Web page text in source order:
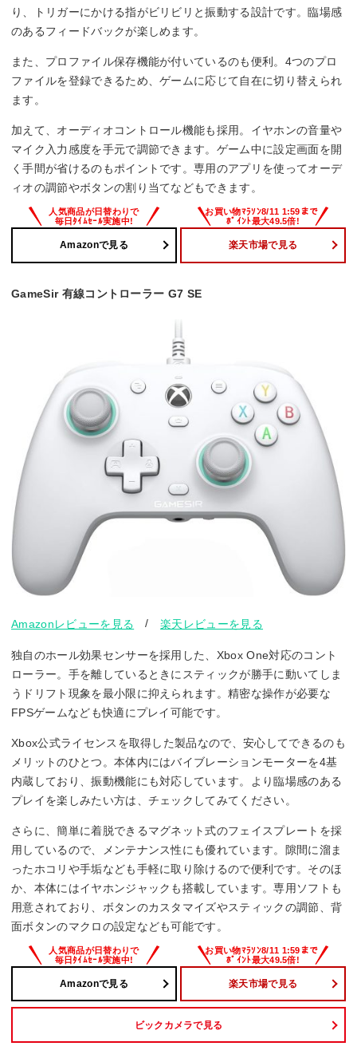
り、トリガーにかける指がビリビリと振動する設計です。臨場感
のあるフィードバックが楽しめます。
また、プロファイル保存機能が付いているのも便利。4つのプロ
ファイルを登録できるため、ゲームに応じて自在に切り替えられ
ます。
加えて、オーディオコントロール機能も採用。イヤホンの音量や
マイク入力感度を手元で調節できます。ゲーム中に設定画面を開
く手間が省けるのもポイントです。専用のアプリを使ってオーデ
ィオの調節やボタンの割り当てなどもできます。
Amazonで見る 楽天市場で見る
GameSir 有線コントローラー G7 SE
Amazonレビューを見る /楽天レビューを見る
独自のホール効果センサーを採用した、Xbox One対応のコント
ローラー。手を離しているときにスティックが勝手に動いてしま
うドリフト現象を最小限に抑えられます。精密な操作が必要な
FPSゲームなども快適にプレイ可能です。
Xbox公式ライセンスを取得した製品なので、安心してできるのも
メリットのひとつ。本体内にはバイブレーションモーターを4基
内蔵しており、振動機能にも対応しています。より臨場感のある
プレイを楽しみたい方は、チェックしてみてください。
さらに、簡単に着脱できるマグネット式のフェイスプレートを採
用しているので、メンテナンス性にも優れています。隙間に溜ま
ったホコリや手垢なども手軽に取り除けるので便利です。そのほ
か、本体にはイヤホンジャックも搭載しています。専用ソフトも
用意されており、ボタンのカスタマイズやスティックの調節、背
面ボタンのマクロの設定なども可能です。
Amazonで見る 楽天市場で見る
ビックカメラで見る